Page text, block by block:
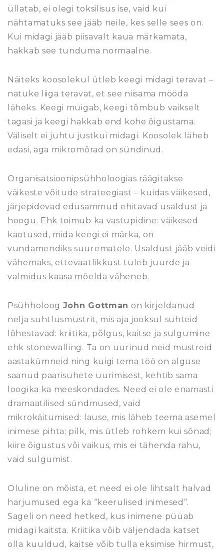
üllatab, ei olegi toksilisus ise, vaid kui
nähtamatuks see jääb neile, kes selle sees on.
Kui midagi jääb piisavalt kaua märkamata,
hakkab see tunduma normaalne.
Näiteks koosolekul ütleb keegi midagi teravat –
natuke liiga teravat, et see niisama mööda
läheks. Keegi muigab, keegi tõmbub vaikselt
tagasi ja keegi hakkab end kohe õigustama.
Väliselt ei juhtu justkui midagi. Koosolek läheb
edasi, aga mikromõrad on sündinud.
Organisatsioonipsühholoogias räägitakse
väikeste võitude strateegiast – kuidas väikesed,
järjepidevad edusammud ehitavad usaldust ja
hoogu. Ehk toimub ka vastupidine: väikesed
kaotused, mida keegi ei märka, on
vundamendiks suurematele. Usaldust jääb veidi
vähemaks, ettevaatlikkust tuleb juurde ja
valmidus kaasa mõelda väheneb.
Psühholoog John Gottman on kirjeldanud
nelja suhtlusmustrit, mis aja jooksul suhteid
lõhestavad: kriitika, põlgus, kaitse ja sulgumine
ehk stonewalling. Ta on uurinud neid mustreid
aastakümneid ning kuigi tema töö on alguse
saanud paarisuhete uurimisest, kehtib sama
loogika ka meeskondades. Need ei ole enamasti
dramaatilised sündmused, vaid
mikrokäitumised: lause, mis läheb teema asemel
inimese pihta; pilk, mis ütleb rohkem kui sõnad;
kiire õigustus või vaikus, mis ei tähenda rahu,
vaid sulgumist.
Oluline on mõista, et need ei ole lihtsalt halvad
harjumused ega ka “keerulised inimesed”.
Sageli on need hetked, kus inimene püüab
midagi kaitsta. Kriitika võib väljendada katset
olla kuuldud, kaitse võib tulla eksimise hirmust,